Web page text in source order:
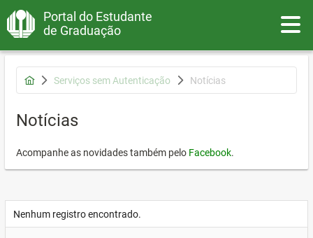
Portal do Estudante
de Graduação
Serviços sem Autenticação Notícias
Notícias
Acompanhe as novidades também pelo Facebook.
Nenhum registro encontrado.